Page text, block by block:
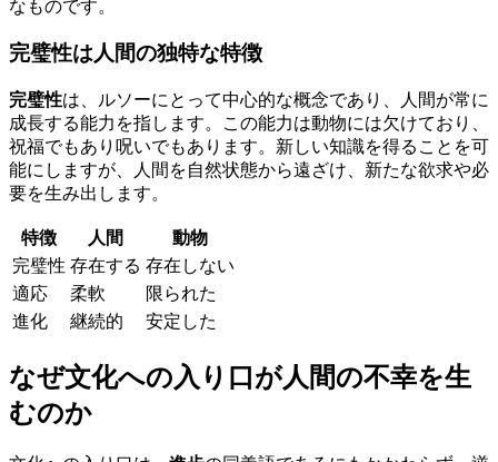
なものです。
完璧性は人間の独特な特徴
完璧性は、ルソーにとって中心的な概念であり、人間が常に
成長する能力を指します。この能力は動物には欠けており、
祝福でもあり呪いでもあります。新しい知識を得ることを可
能にしますが、人間を自然状態から遠ざけ、新たな欲求や必
要を生み出します。
特徴 人間
動物
完璧性 存在する 存在しない
適応
柔軟
限られた
進化
継続的 安定した
なぜ文化への入り口が人間の不幸を生
むのか